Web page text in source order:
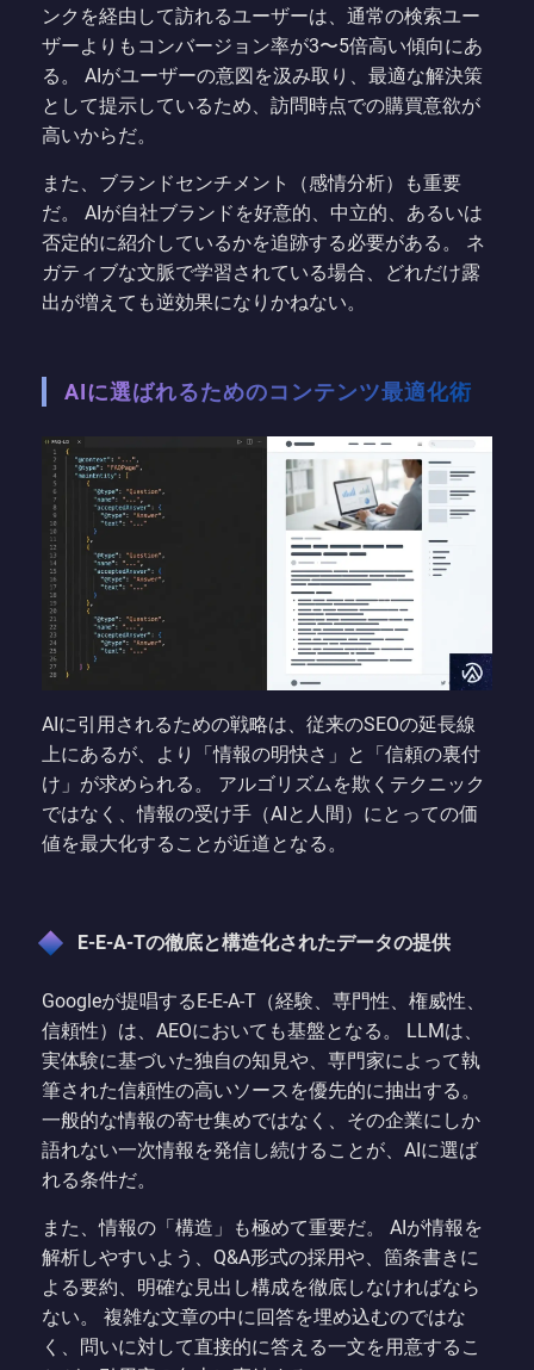
ンクを経由して訪れるユーザーは、通常の検索ユー
ザーよりもコンバージョン率が3〜5倍高い傾向にあ
る。 AIがユーザーの意図を汲み取り、最適な解決策
として提示しているため、訪問時点での購買意欲が
高いからだ。
また、ブランドセンチメント（感情分析）も重要
だ。 AIが自社ブランドを好意的、中立的、あるいは
否定的に紹介しているかを追跡する必要がある。 ネ
ガティブな文脈で学習されている場合、どれだけ露
出が増えても逆効果になりかねない。
AIに選ばれるためのコンテンツ最適化術
AIに引用されるための戦略は、従来のSEOの延長線
上にあるが、より「情報の明快さ」と「信頼の裏付
け」が求められる。 アルゴリズムを欺くテクニック
ではなく、情報の受け手（AIと人間）にとっての価
値を最大化することが近道となる。
E-E-A-Tの徹底と構造化されたデータの提供
Googleが提唱するE-E-A-T（経験、専門性、権威性、
信頼性）は、AEOにおいても基盤となる。 LLMは、
実体験に基づいた独自の知見や、専門家によって執
筆された信頼性の高いソースを優先的に抽出する。
一般的な情報の寄せ集めではなく、その企業にしか
語れない一次情報を発信し続けることが、AIに選ば
れる条件だ。
また、情報の「構造」も極めて重要だ。 AIが情報を
解析しやすいよう、Q&A形式の採用や、箇条書きに
よる要約、明確な見出し構成を徹底しなければなら
ない。 複雑な文章の中に回答を埋め込むのではな
く、問いに対して直接的に答える一文を用意するこ